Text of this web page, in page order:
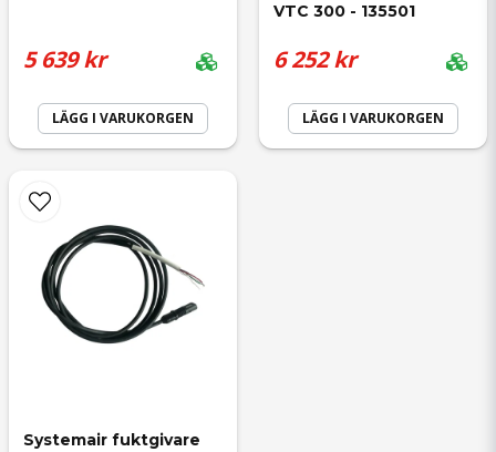
5 639 kr
LÄGG I VARUKORGEN
VTC 300 - 135501
6 252 kr
LÄGG I VARUKORGEN
Systemair fuktgivare